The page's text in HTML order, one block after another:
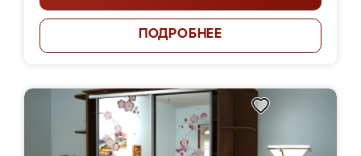
ПОДРОБНЕЕ